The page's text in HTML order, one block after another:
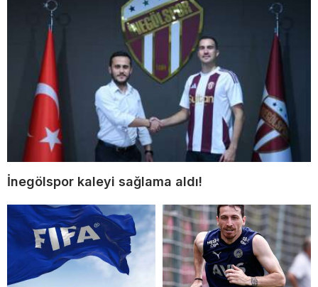
İnegölspor kaleyi sağlama aldı!